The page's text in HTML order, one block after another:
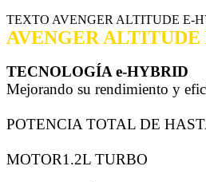
TEXTO AVENGER ALTITUDE E-
AVENGER
TECNOLOGÍA e-HYBRID
Mejorando su rendimiento y
POTENCIA TOTAL DE
MOTOR1.2L TURBO